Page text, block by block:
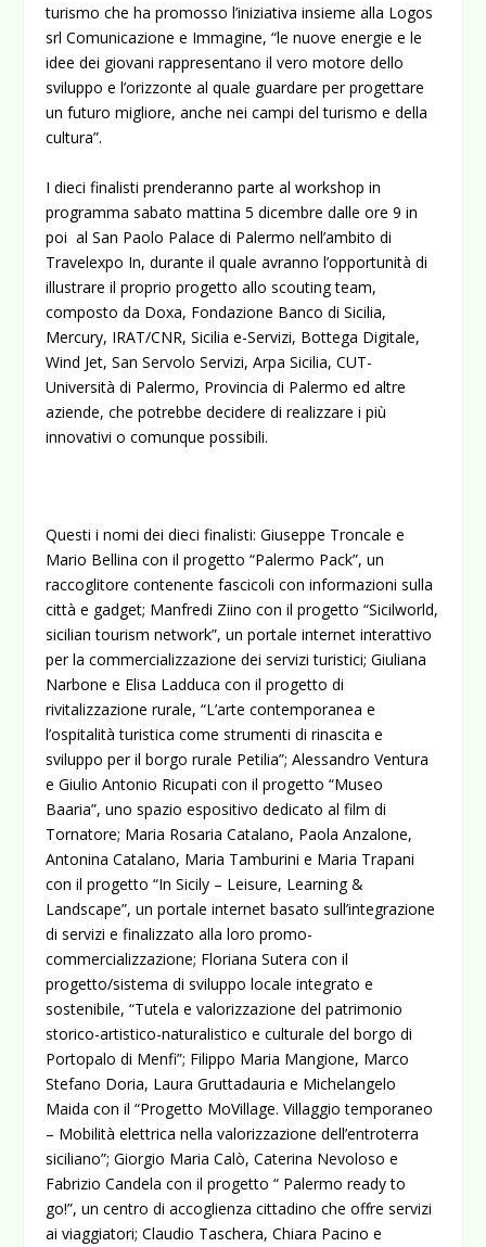
turismo che ha promosso l’iniziativa insieme alla Logos
srl Comunicazione e Immagine, “le nuove energie e le
idee dei giovani rappresentano il vero motore dello
sviluppo e l’orizzonte al quale guardare per progettare
un futuro migliore, anche nei campi del turismo e della
cultura”.
I dieci finalisti prenderanno parte al workshop in
programma sabato mattina 5 dicembre dalle ore 9 in
poi al San Paolo Palace di Palermo nell’ambito di
Travelexpo In, durante il quale avranno l’opportunità di
illustrare il proprio progetto allo scouting team,
composto da Doxa, Fondazione Banco di Sicilia,
Mercury, IRAT/CNR, Sicilia e-Servizi, Bottega Digitale,
Wind Jet, San Servolo Servizi, Arpa Sicilia, CUT-
Università di Palermo, Provincia di Palermo ed altre
aziende, che potrebbe decidere di realizzare i più
innovativi o comunque possibili.
Questi i nomi dei dieci finalisti: Giuseppe Troncale e
Mario Bellina con il progetto “Palermo Pack”, un
raccoglitore contenente fascicoli con informazioni sulla
città e gadget; Manfredi Ziino con il progetto “Sicilworld,
sicilian tourism network”, un portale internet interattivo
per la commercializzazione dei servizi turistici; Giuliana
Narbone e Elisa Ladduca con il progetto di
rivitalizzazione rurale, “L’arte contemporanea e
l’ospitalità turistica come strumenti di rinascita e
sviluppo per il borgo rurale Petilia”; Alessandro Ventura
e Giulio Antonio Ricupati con il progetto “Museo
Baaria”, uno spazio espositivo dedicato al film di
Tornatore; Maria Rosaria Catalano, Paola Anzalone,
Antonina Catalano, Maria Tamburini e Maria Trapani
con il progetto “In Sicily – Leisure, Learning &
Landscape”, un portale internet basato sull’integrazione
di servizi e finalizzato alla loro promo-
commercializzazione; Floriana Sutera con il
progetto/sistema di sviluppo locale integrato e
sostenibile, “Tutela e valorizzazione del patrimonio
storico-artistico-naturalistico e culturale del borgo di
Portopalo di Menfi”; Filippo Maria Mangione, Marco
Stefano Doria, Laura Gruttadauria e Michelangelo
Maida con il “Progetto MoVillage. Villaggio temporaneo
– Mobilità elettrica nella valorizzazione dell’entroterra
siciliano”; Giorgio Maria Calò, Caterina Nevoloso e
Fabrizio Candela con il progetto “ Palermo ready to
go!”, un centro di accoglienza cittadino che offre servizi
ai viaggiatori; Claudio Taschera, Chiara Pacino e